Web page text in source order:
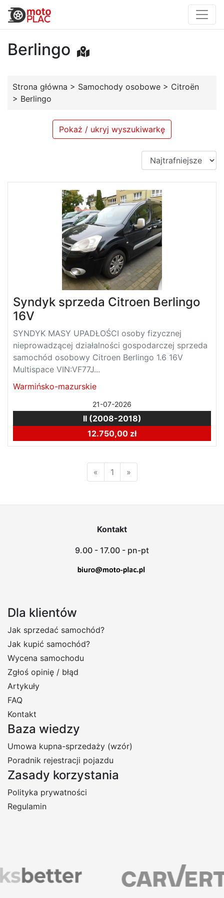
Berlingo
Strona główna > Samochody osobowe > Citroën
> Berlingo
Pokaż / ukryj wyszukiwarkę
Syndyk sprzeda Citroen Berlingo
16V
SYNDYK MASY UPADŁOŚCI osoby fizycznej
nieprowadzącej działalności gospodarczej sprzeda
samochód osobowy Citroen Berlingo 1.6 16V
Multispace VIN:VF77J...
Warmińsko-mazurskie
21-07-2026
II (2008-2018)
12.750,00 zł
« 1 »
Kontakt
9.00 - 17.00 - pn-pt
Dla klientów
Jak sprzedać samochód?
Jak kupić samochód?
Wycena samochodu
Zgłoś opinię / błąd
Artykuły
FAQ
Kontakt
Baza wiedzy
Umowa kupna-sprzedaży (wzór)
Poradnik rejestracji pojazdu
Zasady korzystania
Polityka prywatności
Regulamin